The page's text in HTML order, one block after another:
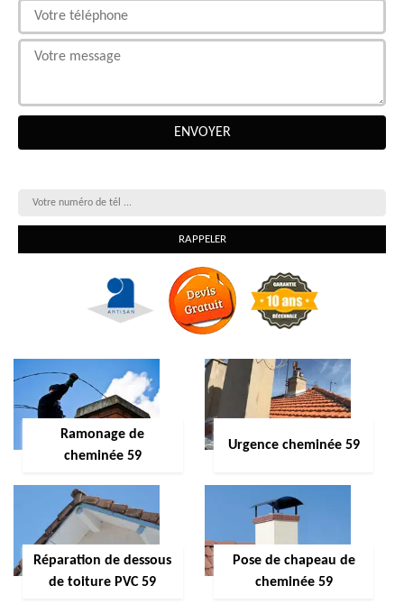
Ramonage de
cheminée 59
Urgence cheminée 59
Réparation de dessous
de toiture PVC 59
Pose de chapeau de
cheminée 59